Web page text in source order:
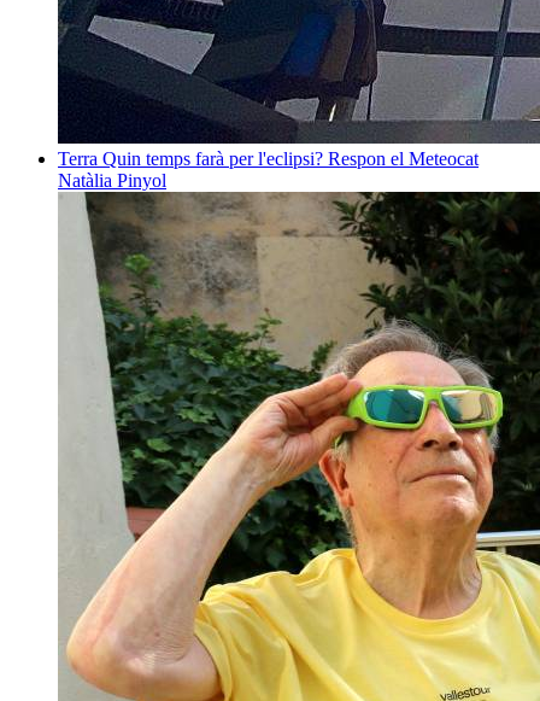
Terra Quin temps farà per l'eclipsi? Respon el Meteocat
Natàlia Pinyol